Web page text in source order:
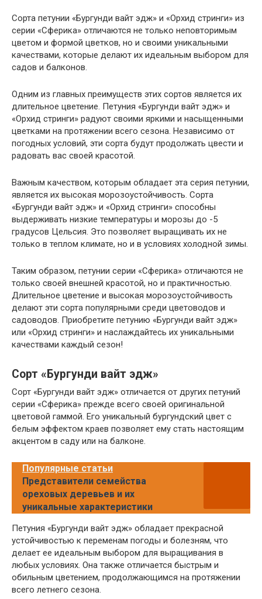
Сорта петунии «Бургунди вайт эдж» и «Орхид стринги» из
серии «Сферика» отличаются не только неповторимым
цветом и формой цветков, но и своими уникальными
качествами, которые делают их идеальным выбором для
садов и балконов.
Одним из главных преимуществ этих сортов является их
длительное цветение. Петуния «Бургунди вайт эдж» и
«Орхид стринги» радуют своими яркими и насыщенными
цветками на протяжении всего сезона. Независимо от
погодных условий, эти сорта будут продолжать цвести и
радовать вас своей красотой.
Важным качеством, которым обладает эта серия петунии,
является их высокая морозоустойчивость. Сорта
«Бургунди вайт эдж» и «Орхид стринги» способны
выдерживать низкие температуры и морозы до -5
градусов Цельсия. Это позволяет выращивать их не
только в теплом климате, но и в условиях холодной зимы.
Таким образом, петунии серии «Сферика» отличаются не
только своей внешней красотой, но и практичностью.
Длительное цветение и высокая морозоустойчивость
делают эти сорта популярными среди цветоводов и
садоводов. Приобретите петунию «Бургунди вайт эдж»
или «Орхид стринги» и наслаждайтесь их уникальными
качествами каждый сезон!
Сорт «Бургунди вайт эдж»
Сорт «Бургунди вайт эдж» отличается от других петуний
серии «Сферика» прежде всего своей оригинальной
цветовой гаммой. Его уникальный бургундский цвет с
белым эффектом краев позволяет ему стать настоящим
акцентом в саду или на балконе.
Популярные статьи
Представители семейства
ореховых деревьев и их
уникальные характеристики
Петуния «Бургунди вайт эдж» обладает прекрасной
устойчивостью к переменам погоды и болезням, что
делает ее идеальным выбором для выращивания в
любых условиях. Она также отличается быстрым и
обильным цветением, продолжающимся на протяжении
всего летнего сезона.